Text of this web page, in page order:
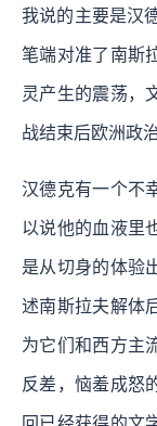
我说的主要是汉
笔端对准了南斯
灵产生的震荡，
战结束后欧洲政
汉德克有一个不
以说他的血液里
是从切身的体验
述南斯拉夫解体
为它们和西方主
反差，恼羞成怒